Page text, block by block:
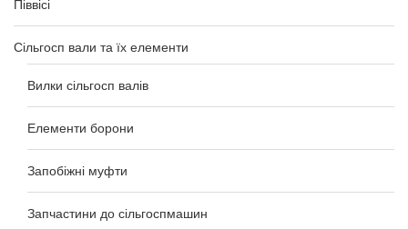
Піввісі
Сільгосп вали та їх елементи
Вилки сільгосп валів
Елементи борони
Запобіжні муфти
Запчастини до сільгоспмашин